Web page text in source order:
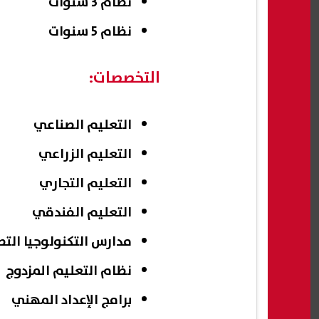
نظام 5 سنوات
التخصصات:
التعليم الصناعي
التعليم الزراعي
التعليم التجاري
التعليم الفندقي
مدارس التكنولوجيا
نظام التعليم المزدوج
برامج الإعداد المهني